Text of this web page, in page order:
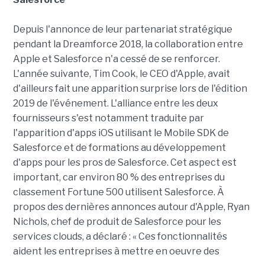
Depuis l'annonce de leur partenariat stratégique
pendant la Dreamforce 2018, la collaboration entre
Apple et Salesforce n'a cessé de se renforcer.
L'année suivante, Tim Cook, le CEO d'Apple, avait
d'ailleurs fait une apparition surprise lors de l'édition
2019 de l'événement. L'alliance entre les deux
fournisseurs s'est notamment traduite par
l'apparition d'apps iOS utilisant le Mobile SDK de
Salesforce et de formations au développement
d'apps pour les pros de Salesforce. Cet aspect est
important, car environ 80 % des entreprises du
classement Fortune 500 utilisent Salesforce. À
propos des dernières annonces autour d'Apple, Ryan
Nichols, chef de produit de Salesforce pour les
services clouds, a déclaré : « Ces fonctionnalités
aident les entreprises à mettre en oeuvre des